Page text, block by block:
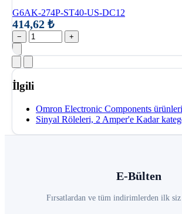
G6AK-274P-ST40-US-DC12
414,62 ₺
− +
İlgili
Omron Electronic Components ürünleri
Sinyal Röleleri, 2 Amper'e Kadar
E-Bülten
Fırsatlardan ve tüm indirimlerden ilk